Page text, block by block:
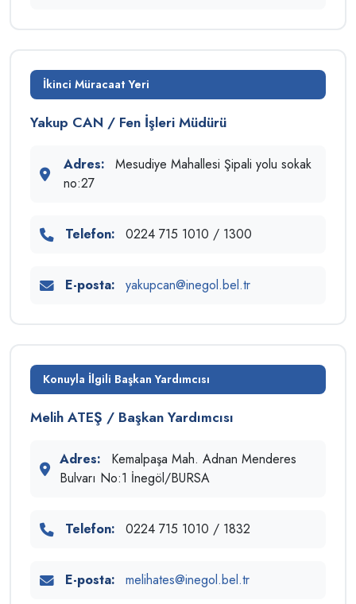
İkinci Müracaat Yeri
Yakup CAN / Fen İşleri Müdürü
Adres:
Mesudiye Mahallesi Şipali yolu sokak
no:27
Telefon: 0224 715 1010 / 1300
E-posta: yakupcan@inegol.bel.tr
Konuyla İlgili Başkan Yardımcısı
Melih ATEŞ / Başkan Yardımcısı
Adres:
Kemalpaşa Mah. Adnan Menderes
Bulvarı No:1 İnegöl/BURSA
Telefon: 0224 715 1010 / 1832
E-posta: melihates@inegol.bel.tr